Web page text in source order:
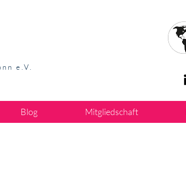
e.V.
Blog Mitgliedschaft